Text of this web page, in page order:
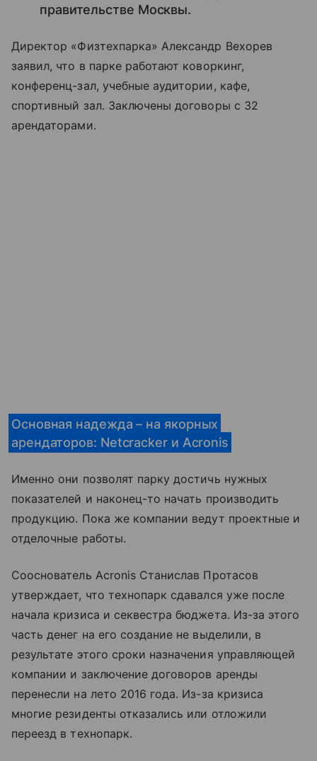
правительстве Москвы.
Директор «Физтехпарка» Александр Вехорев
заявил, что в парке работают коворкинг,
конференц-зал, учебные аудитории, кафе,
спортивный зал. Заключены договоры с 32
арендаторами.
Основная надежда – на якорных
арендаторов: Netcraсker и Acronis
Именно они позволят парку достичь нужных
показателей и наконец-то начать производить
продукцию. Пока же компании ведут проектные и
отделочные работы.
Сооснователь Acronis Станислав Протасов
утверждает, что технопарк сдавался уже после
начала кризиса и секвестра бюджета. Из-за этого
часть денег на его создание не выделили, в
результате этого сроки назначения управляющей
компании и заключение договоров аренды
перенесли на лето 2016 года. Из-за кризиса
многие резиденты отказались или отложили
переезд в технопарк.